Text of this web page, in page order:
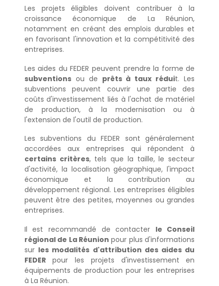
Les projets éligibles doivent contribuer à la
croissance économique de La Réunion,
notamment en créant des emplois durables et
en favorisant l'innovation et la compétitivité des
entreprises.
Les aides du FEDER peuvent prendre la forme de
subventionsou de prêts à taux réduit. Les
subventions peuvent couvrir une partie des
coûts d'investissement liés à l'achat de matériel
de production, à la modernisation ou à
l'extension de l'outil de production.
Les subventions du FEDER sont généralement
accordées aux entreprises qui répondent à
certains critères, tels que la taille, le secteur
d'activité, la localisation géographique, l'impact
économique et la contribution au
développement régional. Les entreprises éligibles
peuvent être des petites, moyennes ou grandes
entreprises.
Il est recommandé de contacter le Conseil
régional de La Réunion pour plus d'informations
sur les modalités d'attribution des aides du
FEDERpour les projets d'investissement en
équipements de production pour les entreprises
à La Réunion.